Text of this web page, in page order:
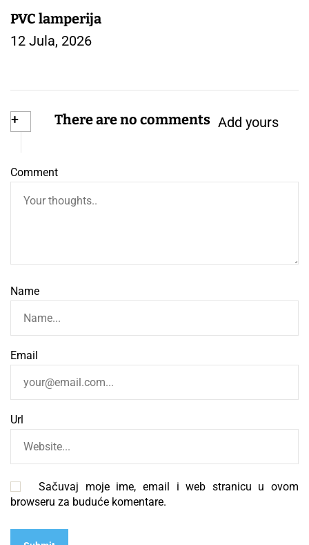
PVC lamperija
12 Jula, 2026
+ There are no comments Add yours
Comment
Name
Email
Url
Sačuvaj moje ime, email i web stranicu u ovom
browseru za buduće komentare.